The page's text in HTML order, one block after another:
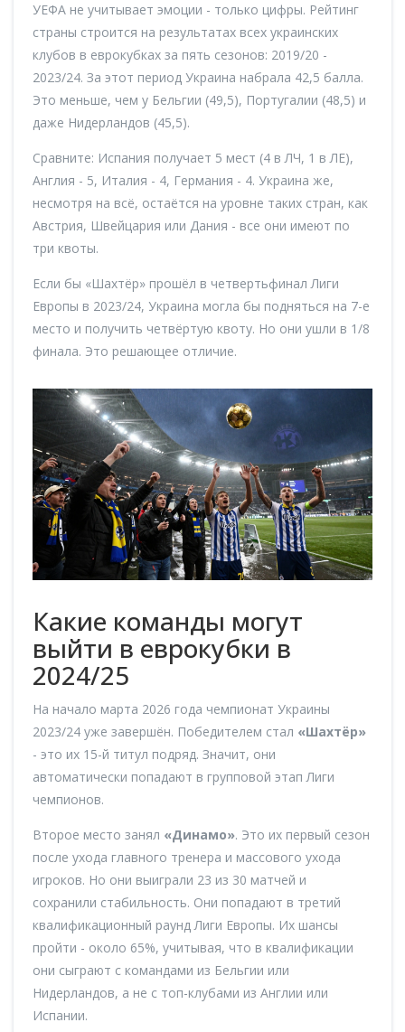
УЕФА не учитывает эмоции - только цифры. Рейтинг
страны строится на результатах всех украинских
клубов в еврокубках за пять сезонов: 2019/20 -
2023/24. За этот период Украина набрала 42,5 балла.
Это меньше, чем у Бельгии (49,5), Португалии (48,5) и
даже Нидерландов (45,5).
Сравните: Испания получает 5 мест (4 в ЛЧ, 1 в ЛЕ),
Англия - 5, Италия - 4, Германия - 4. Украина же,
несмотря на всё, остаётся на уровне таких стран, как
Австрия, Швейцария или Дания - все они имеют по
три квоты.
Если бы «Шахтёр» прошёл в четвертьфинал Лиги
Европы в 2023/24, Украина могла бы подняться на 7-е
место и получить четвёртую квоту. Но они ушли в 1/8
финала. Это решающее отличие.
Какие команды могут
выйти в еврокубки в
2024/25
На начало марта 2026 года чемпионат Украины
2023/24 уже завершён. Победителем стал «Шахтёр»
- это их 15-й титул подряд. Значит, они
автоматически попадают в групповой этап Лиги
чемпионов.
Второе место занял «Динамо». Это их первый сезон
после ухода главного тренера и массового ухода
игроков. Но они выиграли 23 из 30 матчей и
сохранили стабильность. Они попадают в третий
квалификационный раунд Лиги Европы. Их шансы
пройти - около 65%, учитывая, что в квалификации
они сыграют с командами из Бельгии или
Нидерландов, а не с топ-клубами из Англии или
Испании.